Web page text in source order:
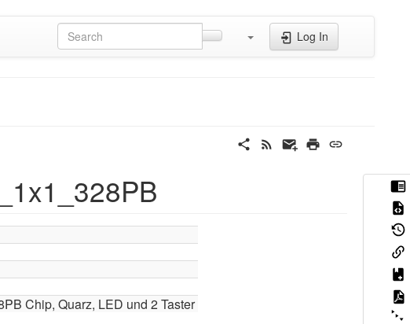
Log In
Chip, Quarz, LED und 2 Taster